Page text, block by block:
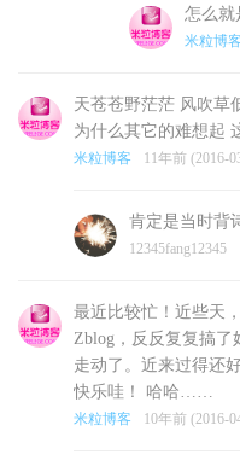
怎么就
米粒博客
天苍苍野茫茫 风吹草
为什么其它的难想起
米粒博客 11年前 (2016-
肯定是当时背
12345fang12345
最近比较忙！近些天
Zblog，反反复复搞了
走动了。近来过得还
快乐哇！ 哈哈……
米粒博客 10年前 (2016-